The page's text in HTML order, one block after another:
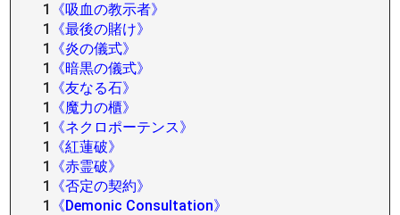
1
《吸血の教示者》
1
《最後の賭け》
1
《炎の儀式》
1
《暗黒の儀式》
1
《友なる石》
1
《魔力の櫃》
1
《ネクロポーテンス》
1
《紅蓮破》
1
《赤霊破》
1
《否定の契約》
1
《Demonic Consultation》